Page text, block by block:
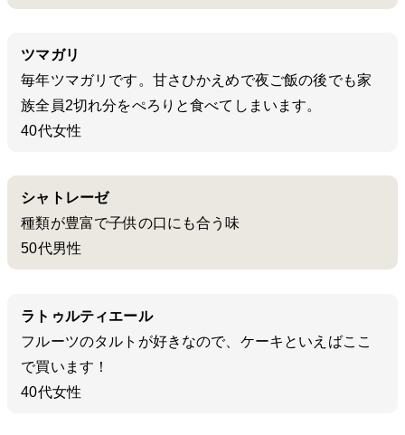
ツマガリ
毎年ツマガリです。甘さひかえめで夜ご飯の後でも家
族全員2切れ分をぺろりと食べてしまいます。
40代女性
シャトレーゼ
種類が豊富で子供の口にも合う味
50代男性
ラトゥルティエール
フルーツのタルトが好きなので、ケーキといえばここ
で買います！
40代女性